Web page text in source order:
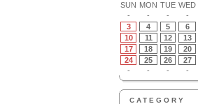
SUN MON TUE WED
-
- - -
3
4 5 6
10
11 12 13
17
18 19 20
24
25 26 27
-
- - -
CATEGORY